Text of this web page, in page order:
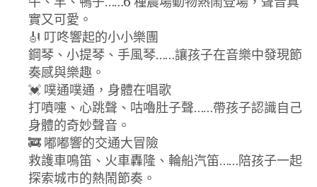
實又可愛。
🎻 叮咚響起的小小樂團
鋼琴、小提琴、手風琴……讓孩子在音樂中發現節
奏感與樂趣。
💓 噗通噗通，身體在唱歌
打噴嚏、心跳聲、咕嚕肚子聲……帶孩子認識自己
身體的奇妙聲音。
🚒 嘟嘟響的交通大冒險
救護車鳴笛、火車轟隆、輪船汽笛……陪孩子一起
探索城市的熱鬧節奏。